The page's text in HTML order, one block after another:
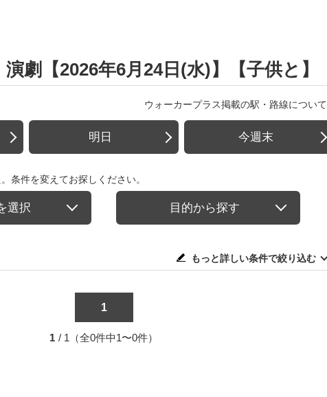
劇【2026年6月24日(水)】【子供と】
ウォーカープラス掲載の駅・路線について
明日 今週末
条件を変えてお探しください。
選択 目的から探す
もっと詳しい条件で絞り込む
1
1 / 1（全0件中1〜0件）